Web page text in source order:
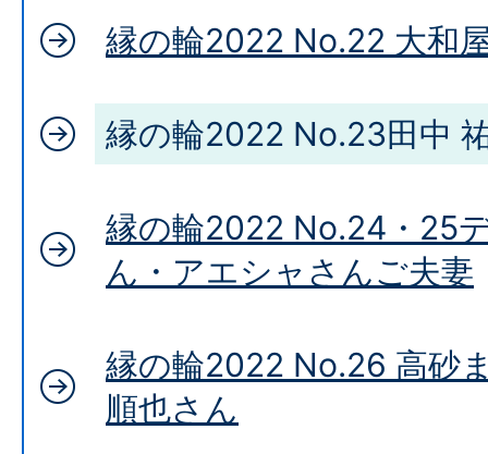
縁の輪2022 No.22 大和
縁の輪2022 No.23田中
縁の輪2022 No.24・25
ん・アエシャさんご夫妻
縁の輪2022 No.26 高砂
順也さん